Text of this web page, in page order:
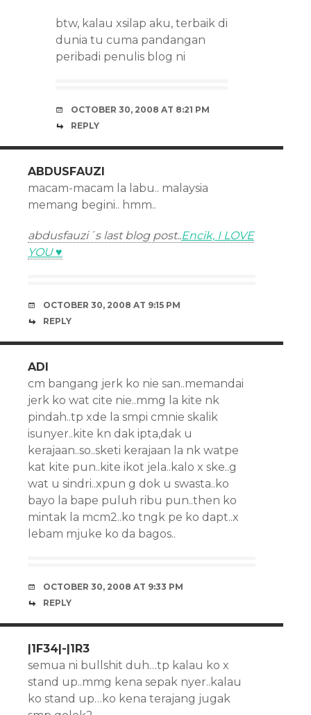
btw, kalau xsilap aku, terbaik di
dunia tu cuma pandangan
peribadi penulis blog ni
OCTOBER 30, 2008 AT 8:21 PM
REPLY
ABDUSFAUZI
macam-macam la labu.. malaysia
memang begini.. hmm..
abdusfauzi´s last blog post..Encik, I LOVE
YOU ♥
OCTOBER 30, 2008 AT 9:15 PM
REPLY
ADI
cm bangang jerk ko nie san..memandai
jerk ko wat cite nie..mmg la kite nk
pindah..tp xde la smpi cmnie skalik
isunyer..kite kn dak ipta,dak u
kerajaan..so..sketi kerajaan la nk watpe
kat kite pun..kite ikot jela..kalo x ske..g
wat u sindri..xpun g dok u swasta..ko
bayo la bape puluh ribu pun..then ko
mintak la mcm2..ko tngk pe ko dapt..x
lebam mjuke ko da bagos..
OCTOBER 30, 2008 AT 9:33 PM
REPLY
|1F34|-|1R3
semua ni bullshit duh…tp kalau ko x
stand up..mmg kena sepak nyer..kalau
ko stand up…ko kena terajang jugak